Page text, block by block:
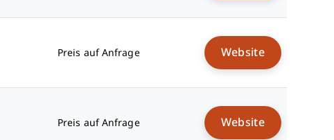
Preis auf Anfrage Website
Preis auf Anfrage Website